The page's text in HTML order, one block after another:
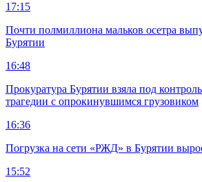
17:15
Почти полмиллиона мальков осетра
Бурятии
16:48
Прокуратура Бурятии взяла под
трагедии с опрокинувшимся грузовиком
16:36
Погрузка на сети «РЖД» в Бурятии
15:52